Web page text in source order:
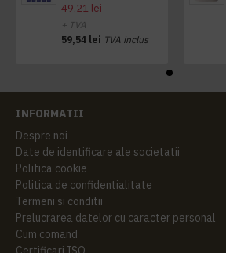
49,21 lei
+ TVA
59,54 lei TVA inclus
INFORMATII
Despre noi
Date de identificare ale societatii
Politica cookie
Politica de confidentialitate
Termeni si conditii
Prelucrarea datelor cu caracter personal
Cum comand